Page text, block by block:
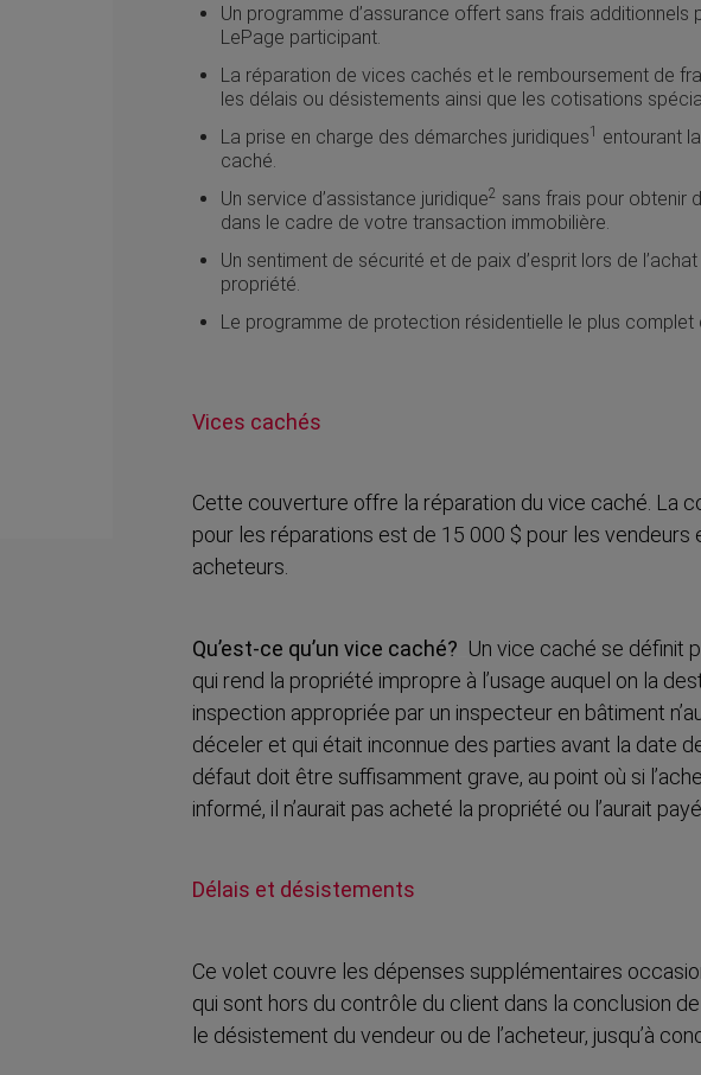
Un programme d’assurance offert sans frais additionnels
LePage participant.
La réparation de vices cachés et le remboursement de
les délais ou désistements ainsi que les cotisations
La prise en charge des démarches juridiques1 entourant
caché.
Un service d’assistance juridique2 sans frais pour obtenir
dans le cadre de votre transaction immobilière.
Un sentiment de sécurité et de paix d’esprit lors de
propriété.
Le programme de protection résidentielle le plus complet
Vices cachés
Cette couverture offre la réparation du vice caché. La
pour les réparations est de 15 000 $ pour les vendeurs
acheteurs.
Qu’est-ce qu’un vice caché? Un vice caché se définit
qui rend la propriété impropre à l’usage auquel on la
inspection appropriée par un inspecteur en bâtiment
déceler et qui était inconnue des parties avant la date
défaut doit être suffisamment grave, au point où si
informé, il n’aurait pas acheté la propriété ou l’aurait
Délais et désistements
Ce volet couvre les dépenses supplémentaires
qui sont hors du contrôle du client dans la conclusion
le désistement du vendeur ou de l’acheteur, jusqu’à